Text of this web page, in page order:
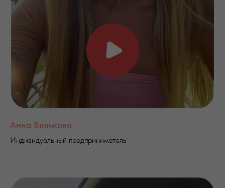
Анна Вилькова
Индивидуальный предприниматель